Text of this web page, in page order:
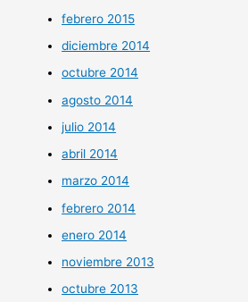
febrero 2015
diciembre 2014
octubre 2014
agosto 2014
julio 2014
abril 2014
marzo 2014
febrero 2014
enero 2014
noviembre 2013
octubre 2013